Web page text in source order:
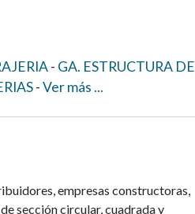
GA. ESTRUCTURA DE
Vermás...
empresas constructoras,
sección circular, cuadrada y